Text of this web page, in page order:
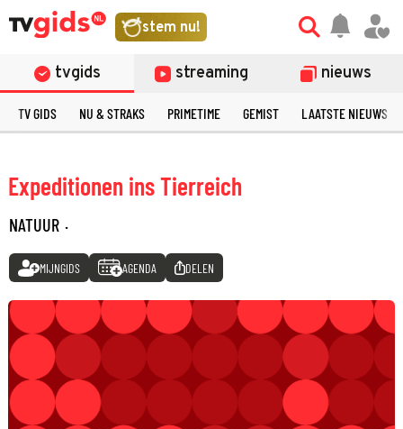
stem nu!
tvgids streaming nieuws
TV GIDS NU & STRAKS PRIMETIME GEMIST LAATSTE NIEUWS
Expeditionen ins Tierreich
NATUUR ·
MIJNGIDS AGENDA DELEN